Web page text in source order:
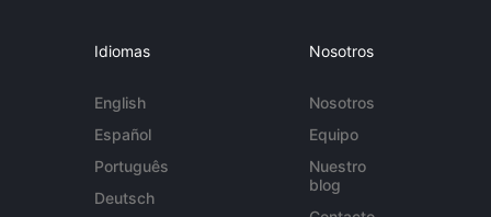
Idiomas
English
Español
Português
Deutsch
Nosotros
Nosotros
Equipo
Nuestro
blog